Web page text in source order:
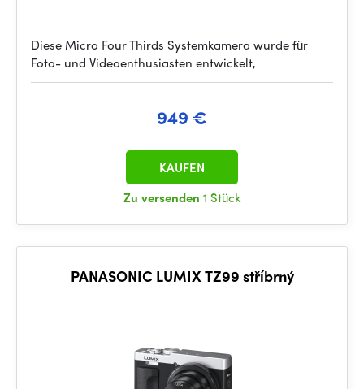
Diese Micro Four Thirds Systemkamera wurde für
Foto- und Videoenthusiasten entwickelt,
949 €
Zu versenden 1 Stück
KAUFEN
PANASONIC LUMIX TZ99 stříbrný